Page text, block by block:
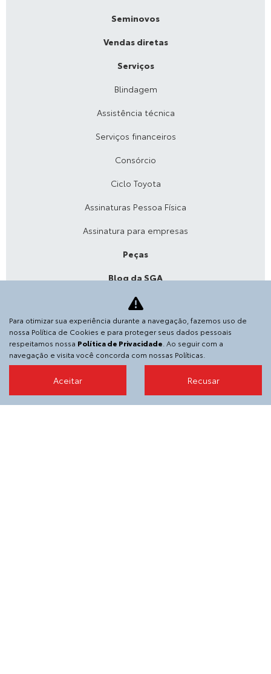
Seminovos
Vendas diretas
Serviços
Blindagem
Assistência técnica
Serviços financeiros
Consórcio
Ciclo Toyota
Assinaturas Pessoa Física
Assinatura para empresas
Peças
Blog da SGA
Acessórios
Agende sua revisão
A SGA Toyota
Sobre
Para otimizar sua experiência durante a navegação, fazemos uso de
nossa Política de Cookies e para proteger seus dados pessoais
respeitamos nossa Política de Privacidade . Ao seguir com a
navegação e visita você concorda com nossas Políticas.
Aceitar Recusar